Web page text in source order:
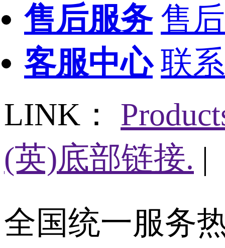
售后服务 售
客服中心 联
LINK：
(英)底部链接. |
全国统一服务